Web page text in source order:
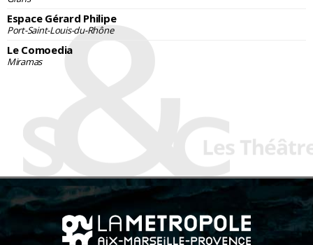
Espace Gérard Philipe
Port-Saint-Louis-du-Rhône
Le Comoedia
Miramas